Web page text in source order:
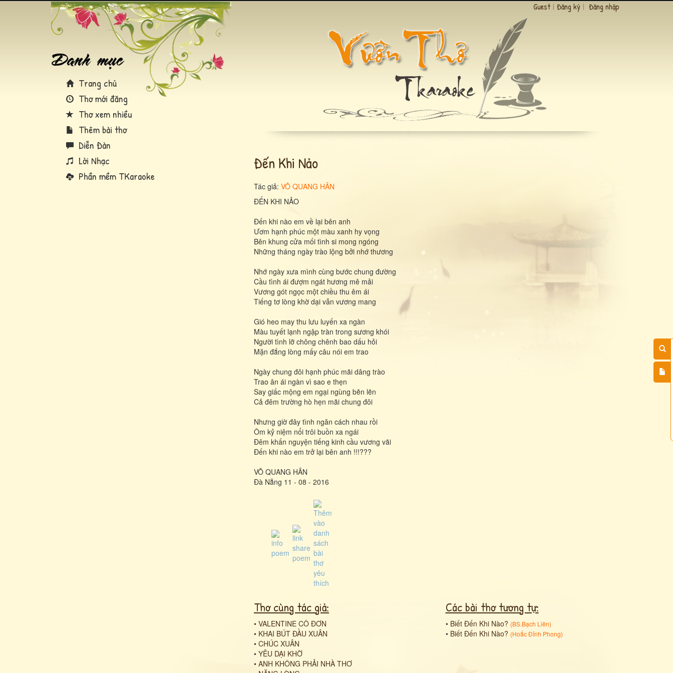
Trang chủ
Thơ mới đăng
Thơ xem nhiều
Thêm bài thơ
Diễn Đàn
Lời Nhạc
Phần mềm TKaraoke
Guest | Đăng ký | Đăng nhập
Đến Khi Nảo
Tác giả: VÕ QUANG HÂN
ĐẾN KHI NẢO
Đến khi nào em về lại bên anh
Ươm hạnh phúc một màu xanh hy vọng
Bên khung cửa mối tình si mong ngóng
Những tháng ngày trào lộng bởi nhớ thương
Nhớ ngày xưa mình cùng bước chung đường
Cầu tình ái đượm ngát hương mê mải
Vương gót ngọc một chiều thu êm ái
Tiếng tơ lòng khờ dại vẫn vương mang
Gió heo may thu lưu luyến xa ngàn
Màu tuyết lạnh ngập tràn trong sương khói
Người tình lỡ chông chênh bao dấu hỏi
Mặn đắng lòng mấy câu nói em trao
Ngày chung đôi hạnh phúc mãi dâng trào
Trao ân ái ngàn vì sao e thẹn
Say giấc mộng em ngại ngùng bẽn lẽn
Cả đêm trường hò hẹn mãi chung đôi
Nhưng giờ đây tình ngăn cách nhau rồi
Ôm kỷ niệm nổi trôi buồn xa ngái
Đêm khấn nguyện tiếng kinh cầu vương vãi
Đến khi nào em trở lại bên anh !!!???
VÕ QUANG HÂN
Đà Nẵng 11 - 08 - 2016
Thơ cùng tác giả:
• VALENTINE CÔ ĐƠN
• KHAI BÚT ĐẦU XUÂN
• CHÚC XUÂN
• YÊU DẠI KHỜ
• ANH KHÔNG PHẢI NHÀ THƠ
Các bài thơ tương tự:
• Biết Đến Khi Nào? (BS.Bạch Liên)
• Biết Đến Khi Nào? (Hoắc Đỉnh Phong)